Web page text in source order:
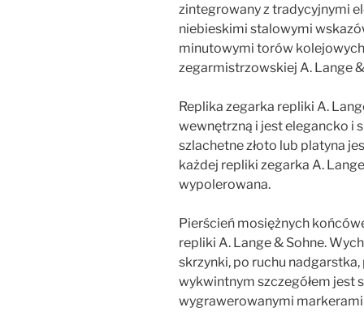
zintegrowany z tradycyjnymi
niebieskimi stalowymi
minutowymi torów
zegarmistrzowskiej A. Lange
Replika zegarka repliki A.
wewnętrzną i jest elegancko i
szlachetne złoto lub platyna
każdej repliki zegarka A.
wypolerowana.
Pierścień mosiężnych
repliki A. Lange & Sohne.
skrzynki, po ruchu nadgarstka,
wykwintnym szczegółem jest
wygrawerowanymi markerami